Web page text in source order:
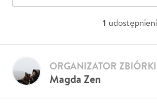
1
Magda Zen
ORGANIZATOR ZBIÓRKI